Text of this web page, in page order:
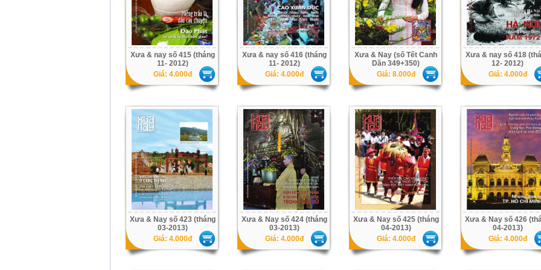
Xưa & nay số 415 (tháng
11- 2012)
Giá: 4.000đ
Xưa & nay số 416 (tháng
11- 2012)
Giá: 4.000đ
Xưa & Nay (số Tết Canh
Dần 349+350)
Giá: 8.000đ
Xưa & nay số 418
12- 2012)
Giá: 4.000đ
Xưa & Nay số 423 (tháng
03-2013)
Giá: 4.000đ
Xưa & Nay số 424 (tháng
03-2013)
Giá: 4.000đ
Xưa & Nay số 425 (tháng
04-2013)
Giá: 4.000đ
Xưa & Nay số 426
04-2013)
Giá: 4.000đ